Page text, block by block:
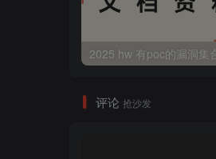
2025 hw 有poc的漏洞集
评论 抢沙发